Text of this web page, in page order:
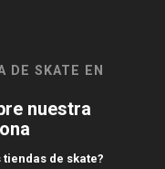
DE SKATE EN
nuestra
de skate?